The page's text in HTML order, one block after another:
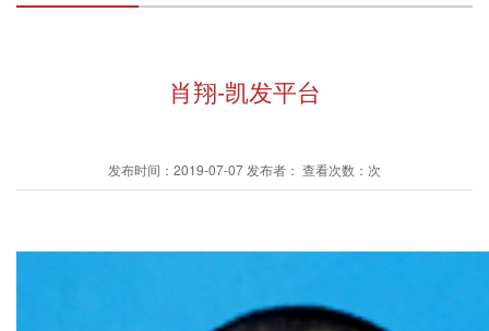
肖翔-凯发平台
发布时间：2019-07-07 发布者： 查看次数：次